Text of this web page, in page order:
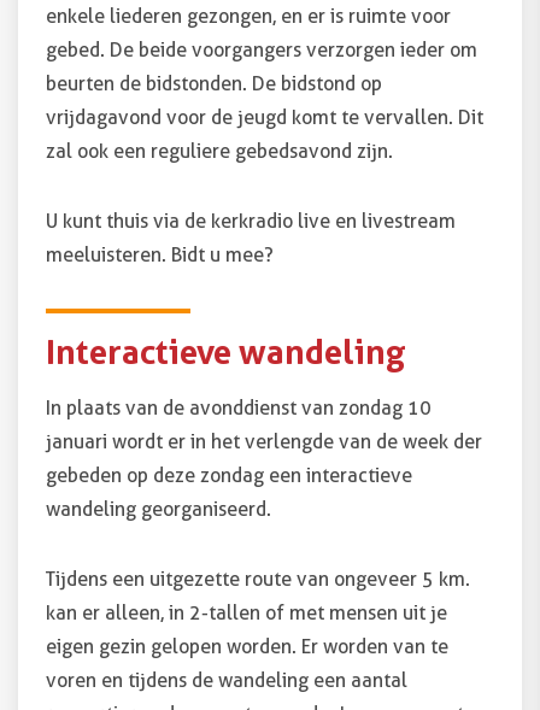
enkele liederen gezongen, en er is ruimte voor
gebed. De beide voorgangers verzorgen ieder om
beurten de bidstonden. De bidstond op
vrijdagavond voor de jeugd komt te vervallen. Dit
zal ook een reguliere gebedsavond zijn.
U kunt thuis via de kerkradio live en livestream
meeluisteren. Bidt u mee?
Interactieve wandeling
In plaats van de avonddienst van zondag 10
januari wordt er in het verlengde van de week der
gebeden op deze zondag een interactieve
wandeling georganiseerd.
Tijdens een uitgezette route van ongeveer 5 km.
kan er alleen, in 2-tallen of met mensen uit je
eigen gezin gelopen worden. Er worden van te
voren en tijdens de wandeling een aantal